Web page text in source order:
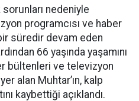
sorunları nedeniyle
programcısı ve haber
süredir devam eden
66 yaşında yaşamını
bültenleri ve televizyon
alan Muhtar’ın, kalp
kaybettiği açıklandı.